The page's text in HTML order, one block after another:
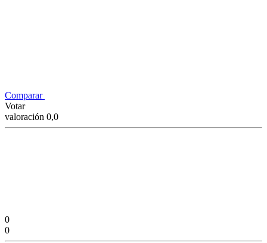
Comparar
Votar
valoración 0,0
0
0